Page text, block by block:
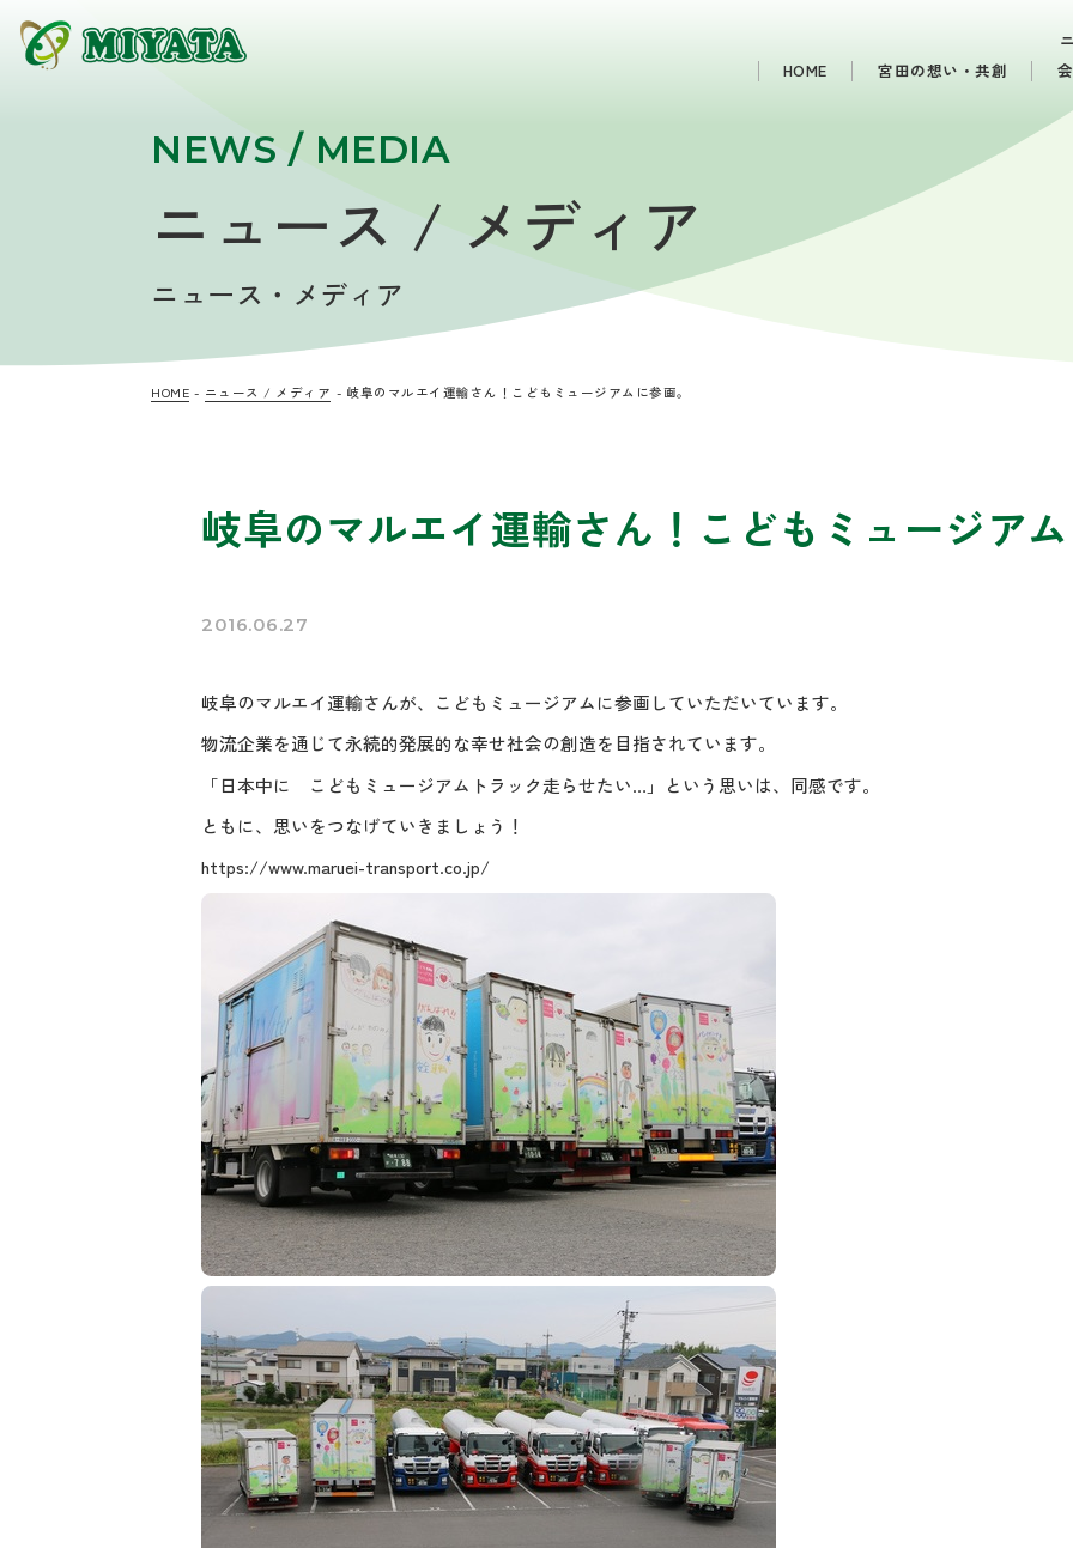
HOME
宮田の想い・共創
NEWS / MEDIA
ニュース / メディア
ニュース・メディア
HOME ニュース / メディア 岐阜のマルエイ運輸さん！こどもミュージアムに参画。
岐阜のマルエイ運輸さん！こどもミュージアム
2016.06.27
岐阜のマルエイ運輸さんが、こどもミュージアムに参画していただいています。
物流企業を通じて永続的発展的な幸せ社会の創造を目指されています。
「日本中に こどもミュージアムトラック走らせたい…」という思いは、同感です。
ともに、思いをつなげていきましょう！
https://www.maruei-transport.co.jp/